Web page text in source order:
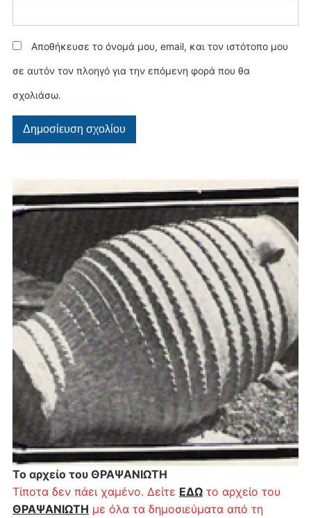
Το αρχείο του ΘΡΑΨΑΝΙΩΤΗ
Τίποτα δεν πάει χαμένο. Δείτε ΕΔΩτο αρχείο του
ΘΡΑΨΑΝΙΩΤΗ με όλα τα δημοσιεύματα από τη
Αποθήκευσε το όνομά μου, email, και τον ιστότοπο μου
σε αυτόν τον πλοηγό για την επόμενη φορά που θα
σχολιάσω.